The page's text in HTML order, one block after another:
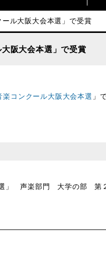
ル大阪大会本選」で受賞
阪大会本選」で受賞
コンクール大阪大会本選 」
選」声楽部門 大学の部 第